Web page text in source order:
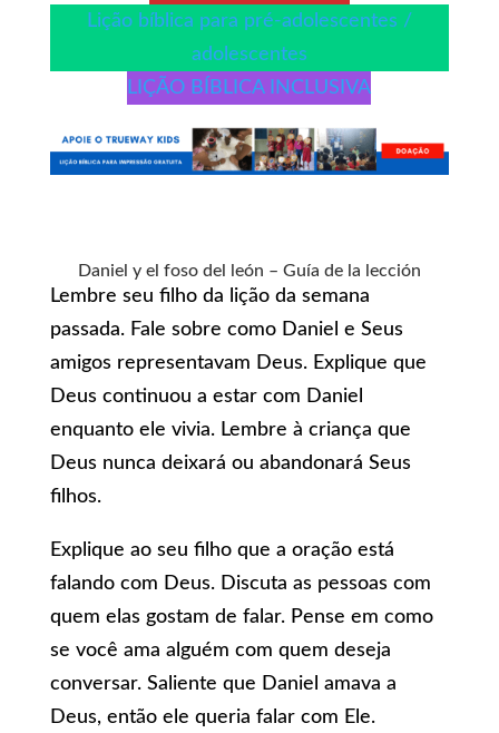
Lição bíblica para pré-adolescentes /
adolescentes
LIÇÃO BÍBLICA INCLUSIVA
Daniel y el foso del león – Guía de la lección
Lembre seu filho da lição da semana
passada. Fale sobre como Daniel e Seus
amigos representavam Deus. Explique que
Deus continuou a estar com Daniel
enquanto ele vivia. Lembre à criança que
Deus nunca deixará ou abandonará Seus
filhos.
Explique ao seu filho que a oração está
falando com Deus. Discuta as pessoas com
quem elas gostam de falar. Pense em como
se você ama alguém com quem deseja
conversar. Saliente que Daniel amava a
Deus, então ele queria falar com Ele.